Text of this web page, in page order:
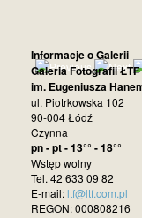
Informacje o Galerii
Galeria Fotografii ŁTF
im. Eugeniusza
ul. Piotrkowska 102
90-004 Łódź
Czynna
pn - pt - 13°° - 18°°
Wstęp wolny
Tel. 42 633 09 82
E-mail:ltf@ltf.com.pl
REGON: 000808216